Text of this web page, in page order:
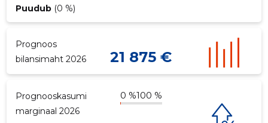
Puudub (0 %)
Prognoos
bilansimaht 2026
21 875 €
Prognooskasumi
marginaal 2026
0 %100 %